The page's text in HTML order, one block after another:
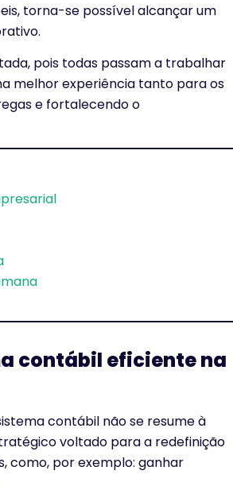
torna-se possível alcançar um
pois todas passam a trabalhar
melhor experiência tanto para os
e fortalecendo o
contábil eficiente na
contábil não se resume à
voltado para a redefinição
como, por exemplo: ganhar